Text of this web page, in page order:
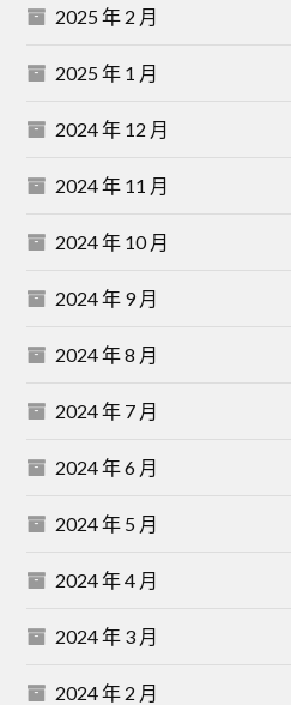
2025 年 2 月
2025 年 1 月
2024 年 12 月
2024 年 11 月
2024 年 10 月
2024 年 9 月
2024 年 8 月
2024 年 7 月
2024 年 6 月
2024 年 5 月
2024 年 4 月
2024 年 3 月
2024 年 2 月